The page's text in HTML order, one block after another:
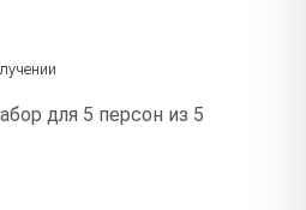
для 5 персон из 5